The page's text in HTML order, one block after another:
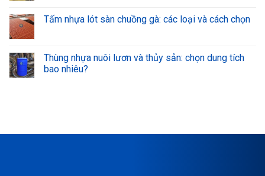
Tấm nhựa lót sàn chuồng gà: các loại và cách chọn
Thùng nhựa nuôi lươn và thủy sản: chọn dung tích
bao nhiêu?